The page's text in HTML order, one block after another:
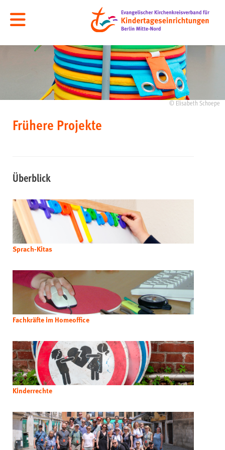
© Elisabeth Schoepe
Frühere Projekte
Überblick
Sprach-Kitas
Fachkräfte im Homeoffice
Kinderrechte